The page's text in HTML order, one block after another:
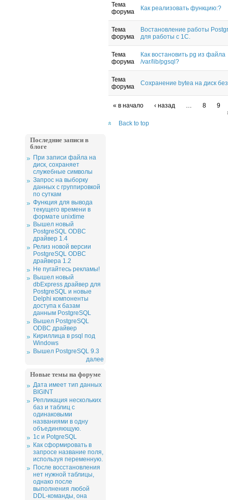
Тема
форума
Как реализовать функцию:?
Тема
форума
Востановление работы
для работы с 1С.
Тема
форума
Как востановить pg из файла
/var/lib/pgsql?
Тема
форума
Сохранение bytea на диск
« в начало ‹ назад 8
9
Back to top
Последние записи в
блоге
При записи файла на
диск, сохраняет
служебные символы
Запрос на выборку
данных с группировкой
по суткам
Функция для вывода
текущего времени в
формате unixtime
Вышел новый
PostgreSQL ODBC
драйвер 1.4
Релиз новой версии
PostgreSQL ODBC
драйвера 1.2
Не пугайтесь рекламы!
Вышел новый
dbExpress драйвер для
PostgreSQL и новые
Delphi компоненты
доступа к базам
данным PostgreSQL
Вышел PostgreSQL
ODBC драйвер
Кириллица в psql под
Windows
Вышел PostgreSQL 9.3
далее
Новые темы на форуме
Дата имеет тип данных
BIGINT
Репликация нескольких
баз и таблиц с
одинаковыми
названиями в одну
объединяющую.
1c и PotgreSQL
Как сформировать в
запросе название поля,
используя переменную.
После восстановления
нет нужной таблицы,
однако после
выполнения любой
DDL-команды, она